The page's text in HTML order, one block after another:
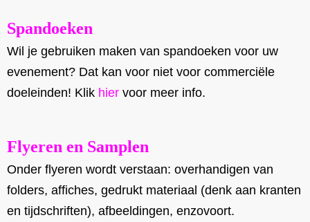
Spandoeken
Wil je gebruiken maken van spandoeken voor uw
evenement? Dat kan voor niet voor commerciële
doeleinden! Klik hier voor meer info.
Flyeren en Samplen
Onder flyeren wordt verstaan: overhandigen van
folders, affiches, gedrukt materiaal (denk aan kranten
en tijdschriften), afbeeldingen, enzovoort.